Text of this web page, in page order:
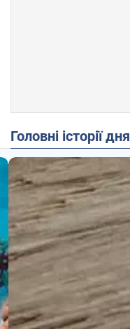
Головні історії дня